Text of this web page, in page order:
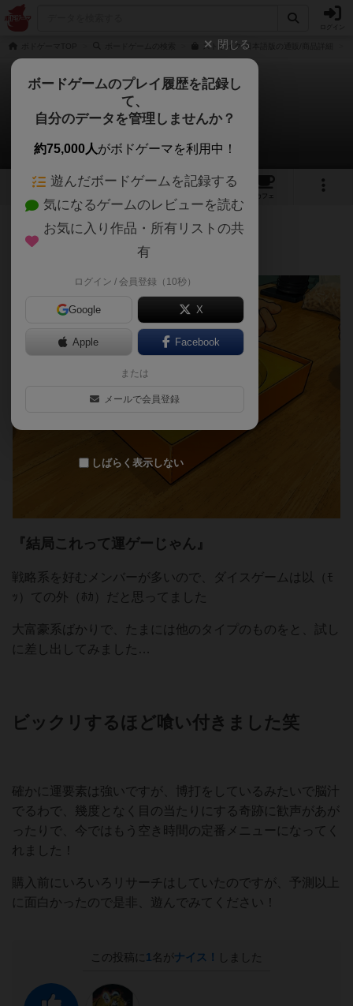
ストライク 日本語版の通販/商品詳細
ストライク
あまるさんのレビュー
16 2 47
カフェ
222名 1名 0 2ヶ月前
『結局これって運ゲーじゃん』
戦略系を好むメンバーが多いので、ダイスゲームは以（ﾓ
ｯ）ての外（ﾎｶ）だと思ってました
大富豪系ばかりで、たまには他のタイプのものをと、試し
に差し出してみました…
ビックリするほど喰い付きました笑
確かに運要素は強いですが、博打をしているみたいで脳汁
でるわで、幾度となく目の当たりにする奇跡に歓声があが
ったりで、今ではもう空き時間の定番メニューになってく
れました！
購入前にいろいろリサーチはしていたのですが、予測以上
に面白かったので是非、遊んでみてください！
この投稿に 1名がナイス！ しました
閉じる
ボードゲームのプレイ履歴を記録し
て、
自分のデータを管理しませんか？
約75,000人がボドゲーマを利用中！
遊んだボードゲームを記録する
気になるゲームのレビューを読む
お気に入り作品・所有リストの共
有
ログイン / 会員登録（10秒）
Google X
Apple Facebook
または
メールで会員登録
しばらく表示しない